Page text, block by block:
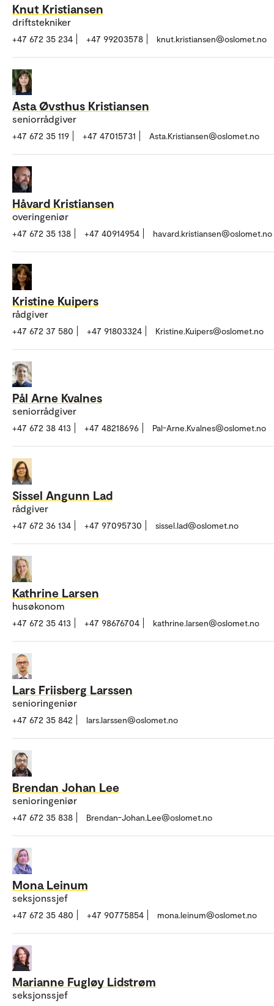
Knut Kristiansen
driftstekniker
+47 672 35 234 +47 99203578 knut.kristiansen@oslomet.no
Asta Øvsthus Kristiansen
seniorrådgiver
+47 672 35 119 +47 47015731 Asta.Kristiansen@oslomet.no
Håvard Kristiansen
overingeniør
+47 672 35 138 +47 40914954 havard.kristiansen@oslomet.no
Kristine Kuipers
rådgiver
+47 672 37 580 +47 91803324 Kristine.Kuipers@oslomet.no
Pål Arne Kvalnes
seniorrådgiver
+47 672 38 413 +47 48218696 Pal-Arne.Kvalnes@oslomet.no
Sissel Angunn Lad
rådgiver
+47 672 36 134 +47 97095730 sissel.lad@oslomet.no
Kathrine Larsen
husøkonom
+47 672 35 413 +47 98676704 kathrine.larsen@oslomet.no
Lars Friisberg Larssen
senioringeniør
+47 672 35 842 lars.larssen@oslomet.no
Brendan Johan Lee
senioringeniør
+47 672 35 838 Brendan-Johan.Lee@oslomet.no
Mona Leinum
seksjonssjef
+47 672 35 480 +47 90775854 mona.leinum@oslomet.no
Marianne Fugløy Lidstrøm
seksjonssjef